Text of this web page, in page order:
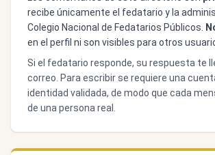
recibe únicamente el fedatario y la
Colegio Nacional de Fedatarios Públicos.
en el perfil ni son visibles para otros
Si el fedatario responde, su respuesta te
correo. Para escribir se requiere una
identidad validada, de modo que cada
de una persona real.